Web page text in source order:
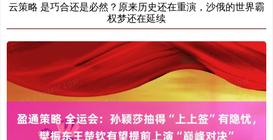
云策略 是巧合还是必然？原来历史还在重演，沙俄的世界霸
权梦还在延续